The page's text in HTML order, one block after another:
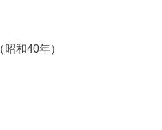
昭和40年）